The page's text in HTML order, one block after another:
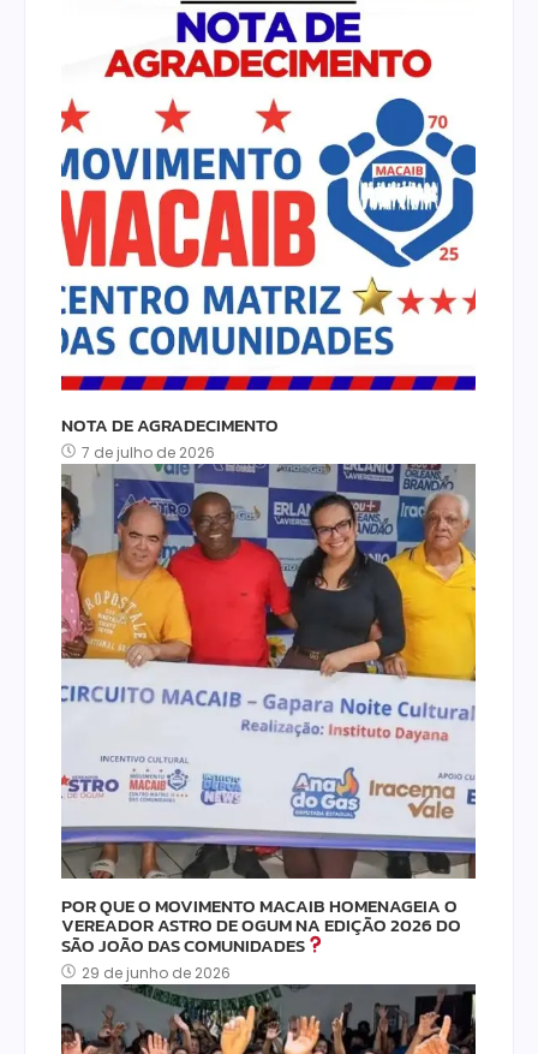
NOTA DE AGRADECIMENTO
7 de julho de 2026
POR QUE O MOVIMENTO MACAIB HOMENAGEIA O
VEREADOR ASTRO DE OGUM NA EDIÇÃO 2026 DO
SÃO JOÃO DAS COMUNIDADES
29 de junho de 2026